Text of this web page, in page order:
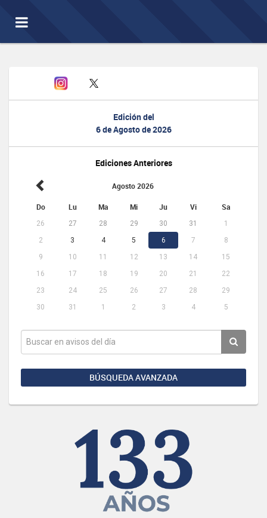
Toggle
navigation
Edición del
6 de Agosto de 2026
Ediciones Anteriores
Agosto 2026
Do Lu Ma Mi Ju Vi Sa
26 27 28 29 30 31
1
2
3 4 5 6 7
8
9
10 11 12 13 14
15
16
17 18 19 20 21
22
23
24 25 26 27 28
29
30
31 1 2 3 4 5
BÚSQUEDA AVANZADA